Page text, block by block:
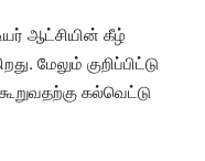
ஆட்சியின் கீழ்
மேலும் குறிப்பிட்டு
கல்வெட்டு